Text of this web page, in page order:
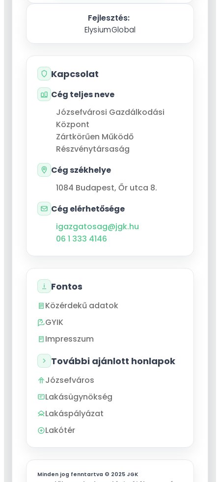
Fejlesztés:
ElysiumGlobal
Kapcsolat
Cég teljes neve
Józsefvárosi Gazdálkodási
Központ
Zártkörűen Működő
Részvénytársaság
Cég székhelye
1084 Budapest, Őr utca 8.
Cég elérhetősége
igazgatosag@jgk.hu
06 1 333 4146
Fontos
Közérdekű adatok
GYIK
Impresszum
További ajánlott honlapok
Józsefváros
Lakásügynökség
Lakáspályázat
Lakótér
Minden jog fenntartva © 2025 JGK